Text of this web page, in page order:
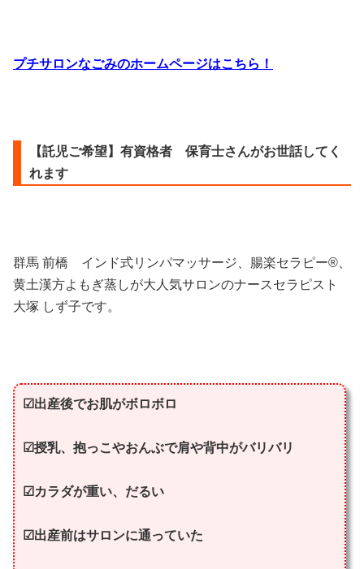
プチサロンなごみのホームページはこちら！
【託児ご希望】有資格者 保育士さんがお世話してく
れます
群馬 前橋 インド式リンパマッサージ、腸楽セラピー®︎、
黄土漢方よもぎ蒸しが大人気サロンのナースセラピスト
大塚 しず子です。
☑︎出産後でお肌がボロボロ
☑︎授乳、抱っこやおんぶで肩や背中がバリバリ
☑︎カラダが重い、だるい
☑︎出産前はサロンに通っていた